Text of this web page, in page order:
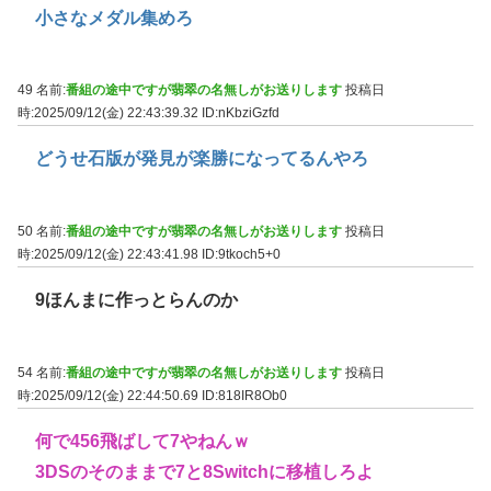
小さなメダル集めろ
49 名前:番組の途中ですが翡翠の名無しがお送りします 投稿日
時:2025/09/12(金) 22:43:39.32
ID:nKbziGzfd
どうせ石版が発見が楽勝になってるんやろ
50 名前:番組の途中ですが翡翠の名無しがお送りします 投稿日
時:2025/09/12(金) 22:43:41.98 ID:9tkoch5+0
9ほんまに作っとらんのか
54 名前:番組の途中ですが翡翠の名無しがお送りします 投稿日
時:2025/09/12(金) 22:44:50.69 ID:818IR8Ob0
何で456飛ばして7やねんｗ
3DSのそのままで7と8Switchに移植しろよ